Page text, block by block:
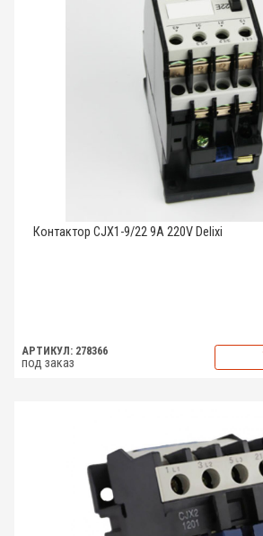
Контактор CJX1-9/22 9A 220V Delixi
АРТИКУЛ: 278366
под заказ